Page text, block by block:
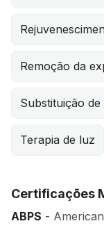
Remoção da
Substituição
Terapia de luz
Certificações
ABPS -